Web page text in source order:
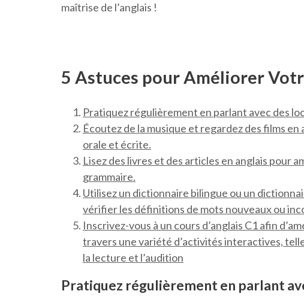
maîtrise de l’anglais !
5 Astuces pour Améliorer
Pratiquez régulièrement en parlant avec des
Écoutez de la musique et regardez des films
orale et écrite.
Lisez des livres et des articles en anglais pour
grammaire.
Utilisez un dictionnaire bilingue ou un
vérifier les définitions de mots nouveaux ou
Inscrivez-vous à un cours d’anglais C1 afin
travers une variété d’activités interactives,
la lecture et l’audition
Pratiquez régulièrement en parlant